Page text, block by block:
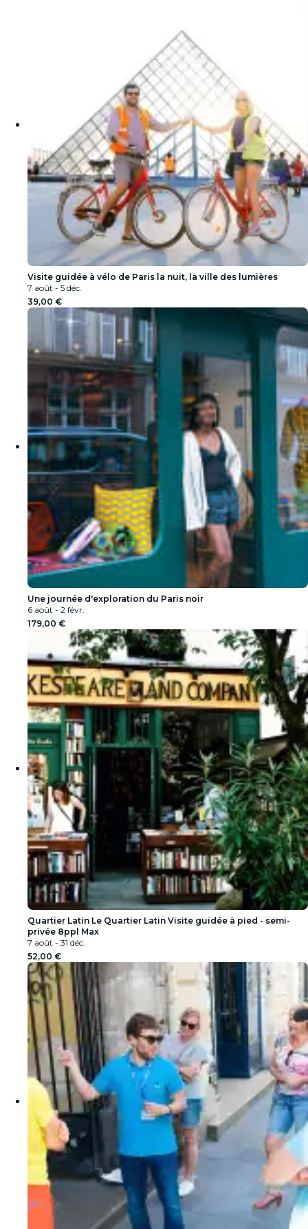
Visite guidée à vélo de Paris la nuit, la ville des lumières
7 août - 5 déc.
39,00 €
Une journée d'exploration du Paris noir
6 août - 2 févr.
179,00 €
Quartier Latin Le Quartier Latin Visite guidée à pied - semi-
privée 8ppl Max
7 août - 31 déc.
52,00 €